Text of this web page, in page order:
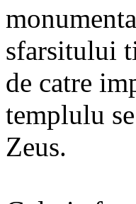
sfarsitului
de catre
templulu
Zeus.